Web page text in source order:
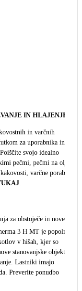
IN HLAJENJE
in varčnih
za uporabnika in z
svojo idealno
pečmi, pečmi na olje
varčne porabe
.
za obstoječe in nove
3 H MT je popolna
v hišah, kjer so
stanovanjske objekte.
Lastniki imajo
Preverite ponudbo